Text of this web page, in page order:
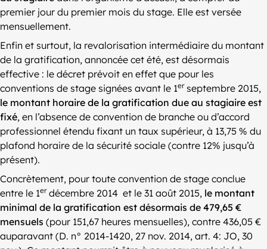
premier jour du premier mois du stage. Elle est versée
mensuellement.
Enfin et surtout, la revalorisation intermédiaire du montant
de la gratification, annoncée cet été, est désormais
effective : le décret prévoit en effet que pour les
conventions de stage signées avant le 1erseptembre 2015,
le montant horaire de la gratification due au stagiaire est
fixé, en l’absence de convention de branche ou d’accord
professionnel étendu fixant un taux supérieur, à 13,75 % du
plafond horaire de la sécurité sociale (contre 12% jusqu’à
présent).
Concrètement, pour toute convention de stage conclue
entre le 1erdécembre 2014 et le 31 août 2015, le montant
minimal de la gratification est désormais de 479,65 €
mensuels (pour 151,67 heures mensuelles), contre 436,05 €
auparavant (D. n° 2014-1420, 27 nov. 2014, art. 4: JO, 30